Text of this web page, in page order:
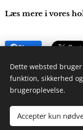
Læs mere i vores
Share
Alle
Dette websted
funktion, sikkerhed
brugeroplevelse.
Accepter kun